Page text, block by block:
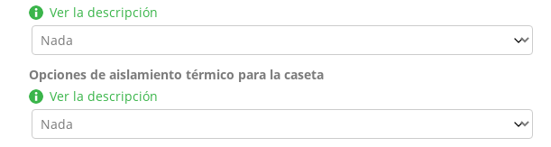
Ver la descripción
Opciones de aislamiento térmico para la caseta
Ver la descripción